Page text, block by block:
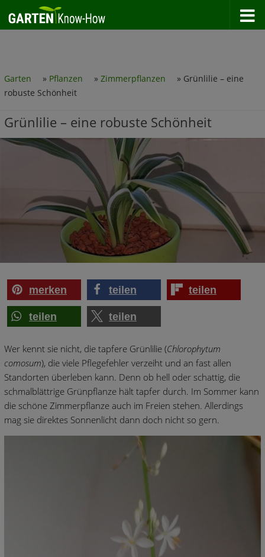
Zum Inhalt springen
Garten » Pflanzen » Zimmerpflanzen » Grünlilie – eine
robuste Schönheit
Grünlilie – eine robuste Schönheit
merken teilen teilen
teilen teilen
Wer kennt sie nicht, die tapfere Grünlilie (Chlorophytum
comosum), die viele Pflegefehler verzeiht und an fast allen
Standorten überleben kann. Denn ob hell oder schattig, die
schmalblättrige Grünpflanze hält tapfer durch. Im Sommer kann
die schöne Zimmerpflanze auch im Freien stehen. Allerdings
mag sie direktes Sonnenlicht dann doch nicht so gern.